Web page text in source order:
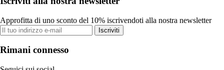
Approfitta di uno sconto del 10% iscrivendoti alla nostra newsletter
Iscriviti
Rimani connesso